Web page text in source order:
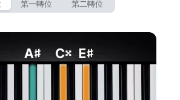
第一轉位 第二轉位